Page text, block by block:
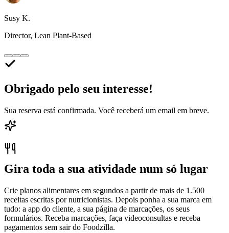
Susy K.
Director, Lean Plant-Based
Obrigado pelo seu interesse!
Sua reserva está confirmada. Você receberá um email em breve.
Gira toda a sua atividade num só lugar
Crie planos alimentares em segundos a partir de mais de 1.500
receitas escritas por nutricionistas. Depois ponha a sua marca em
tudo: a app do cliente, a sua página de marcações, os seus
formulários. Receba marcações, faça videoconsultas e receba
pagamentos sem sair do Foodzilla.